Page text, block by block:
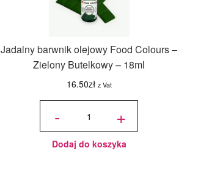
Jadalny barwnik olejowy Food Colours –
Zielony Butelkowy – 18ml
16.50zł z Vat
-
ilość
olejowy
Food
Zielony
Butelkowy
+
Dodaj do koszyka